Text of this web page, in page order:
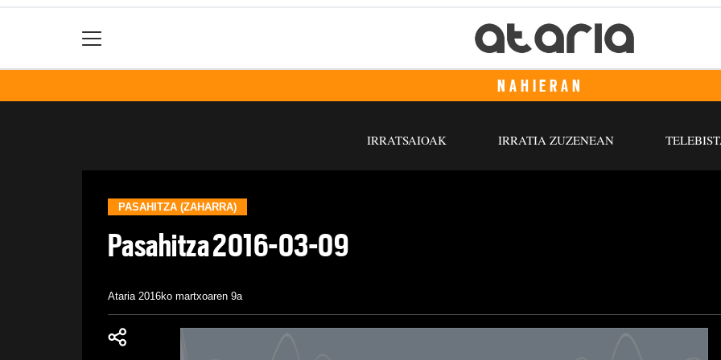
NAHIERAN
IRRATSAIOAK IRRATIA ZUZENEAN
PASAHITZA (ZAHARRA)
Pasahitza 2016-03-09
Ataria 2016ko martxoaren 9a